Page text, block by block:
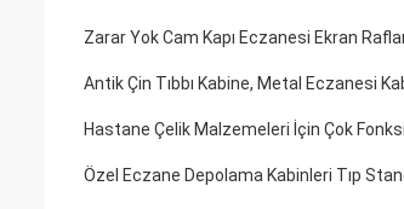
Zarar Yok Cam Kapı Eczanesi Ekran
Antik Çin Tıbbı Kabine, Metal Eczanesi
Hastane Çelik Malzemeleri İçin Çok
Özel Eczane Depolama Kabinleri Tıp